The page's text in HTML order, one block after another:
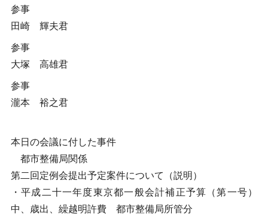
参事
田崎 輝夫君
参事
大塚 高雄君
参事
瀧本 裕之君
本日の会議に付した事件
都市整備局関係
第二回定例会提出予定案件について（説明）
・平成二十一年度東京都一般会計補正予算（第一号）
中、歳出、繰越明許費 都市整備局所管分